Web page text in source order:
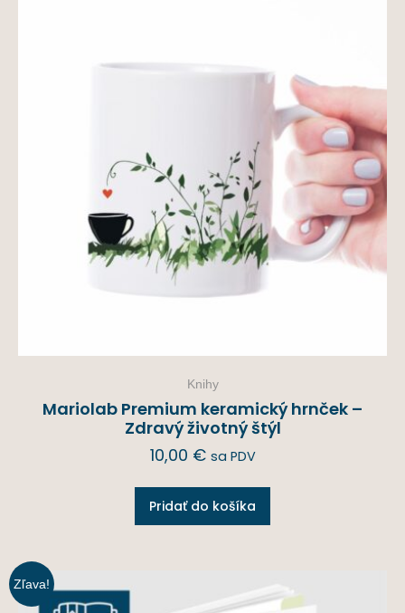
Knihy
Mariolab Premium keramický hrnček –
Zdravý životný štýl
10,00 € sa PDV
Pridať do košíka
Zľava!